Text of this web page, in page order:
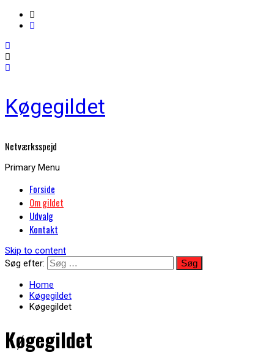
Køgegildet
Netværksspejd
Primary Menu
Forside
Om gildet
Udvalg
Kontakt
Skip to content
Søg efter:
Home
Køgegildet
Køgegildet
Køgegildet